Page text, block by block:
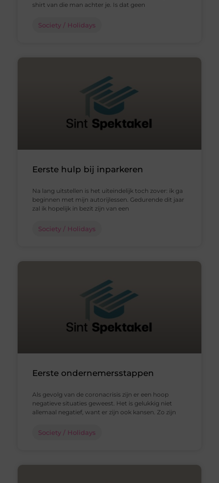
shirt van die man achter je. Is dat geen
Society / Holidays
Eerste hulp bij inparkeren
Na lang uitstellen is het uiteindelijk toch zover: ik ga
beginnen met mijn autorijlessen. Gedurende dit jaar
zal ik hopelijk in bezit zijn van een
Society / Holidays
Eerste ondernemersstappen
Als gevolg van de coronacrisis zijn er een hoop
negatieve situaties geweest. Het is gelukkig niet
allemaal negatief, want er zijn ook kansen. Zo zijn
Society / Holidays